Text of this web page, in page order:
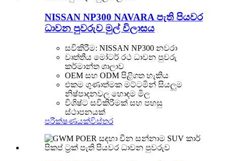
NISSAN NP300 NAVARA පැති පියවර
ධාවන පුවරුව මුල් විලාසය
සවිකිරීම: NISSAN NP300 නවරා
වෘත්තීය මෝටර් රථ ධාවන පුවරු
කර්මාන්ත ශාලාව
OEM සහ ODM පිළිගත හැකිය
එකම ගුණාත්මක මට්ටමින් සියලුම
නිෂ්පාදනවල හොඳම මිල
විශිෂ්ට සවිකිරීමක් සහ පහසු
ස්ථාපනයක්
පරීක්ෂණයක්විස්තර